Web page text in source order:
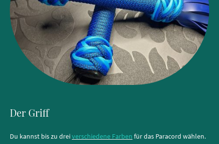
Der Griff
Du kannst bis zu dreiverschiedene Farben für das Paracord wählen.